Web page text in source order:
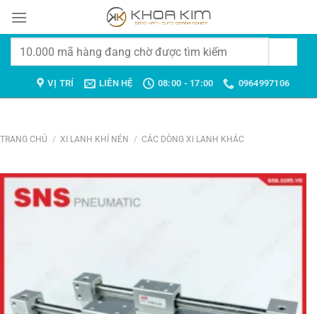
đến
Tìm
VỊ TRÍ LIÊN HỆ 08:00 - 17:00 0964997106
TRANG CHỦ / XI LANH KHÍ NÉN / CÁC DÒNG XI LANH KHÁC